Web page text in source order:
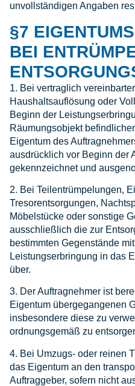
unvollständigen Angaben
§7
BEI
1. Bei vertraglich
Haushaltsauflösung oder
Beginn der
Räumungsobjekt
Eigentum des
ausdrücklich vor Beginn der
gekennzeichnet und
2. Bei Teilentrümpelungen,
Tresorentsorgungen,
Möbelstücke oder sonstige
ausschließlich die zur
bestimmten Gegenstände
Leistungserbringung in das
über.
3. Der Auftragnehmer ist
Eigentum übergegangenen
insbesondere diese zu
ordnungsgemäß zu
4. Bei Umzugs- oder reinen
das Eigentum an den
Auftraggeber, sofern nicht